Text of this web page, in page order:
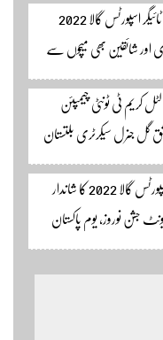
پریستان سٹیڈیم حشوپی میں ٹائیگر اسپورٹس گالا 2022
شائقین بھی میچوں سے
حسین نمائندہ شگر مکمل
پر کلک کریں۔
کریم ٹی ٹونٹی چیمپئن
گل جنرل سیکرٹری بلتستان
کمال کے ساتھ الطاف احمد
اپڈیٹس کے لئے ہمارے
کلک کریں
ضلع شگر حشوپی میں ٹائیگر اسپورٹس گالا 2022 کا شاندار
جشن نوروز، یوم پاکستان
سے ٹائیگر اسپورٹس کلب
ہے۔ سجاد حسین نمائندہ شگر
یوٹیوب چینل لنک